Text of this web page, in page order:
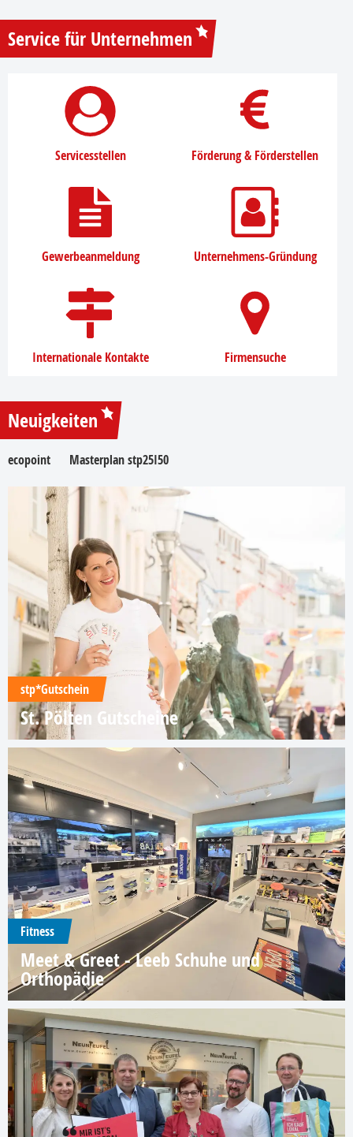
Service für Unternehmen
Servicesstellen Förderung & Förderstellen
Gewerbeanmeldung Unternehmens-Gründung
Internationale Kontakte Firmensuche
Neuigkeiten
ecopoint Masterplan stp25I50
stp*Gutschein
St. Pölten Gutscheine
Fitness
Meet & Greet - Leeb Schuhe und
Orthopädie